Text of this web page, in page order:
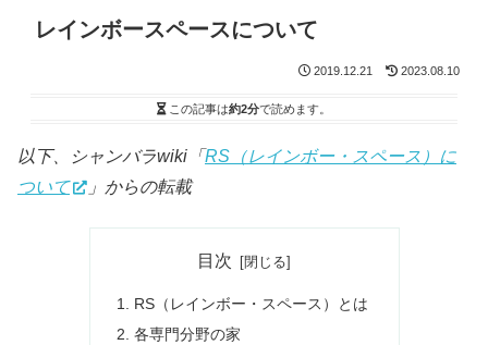
レインボースペースについて
2019.12.21 2023.08.10
この記事は約2分で読めます。
以下、シャンバラwiki「RS（レインボー・スペース）に
ついて
」からの転載
目次
RS（レインボー・スペース）とは
各専門分野の家